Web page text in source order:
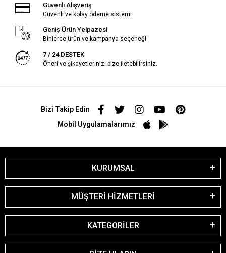
Güvenli Alışveriş
Güvenli ve kolay ödeme sistemi
Geniş Ürün Yelpazesi
Binlerce ürün ve kampanya seçeneği
7 / 24 DESTEK
Öneri ve şikayetlerinizi bize iletebilirsiniz.
Bizi Takip Edin
Mobil Uygulamalarımız
KURUMSAL
MÜŞTERİ HİZMETLERİ
KATEGORİLER